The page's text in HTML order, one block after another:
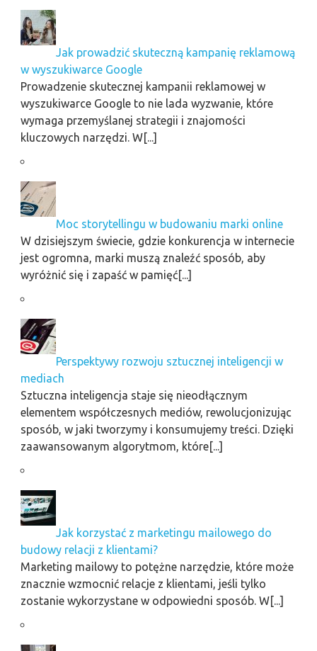
Jak prowadzić skuteczną kampanię reklamową
w wyszukiwarce Google
Prowadzenie skutecznej kampanii reklamowej w
wyszukiwarce Google to nie lada wyzwanie, które
wymaga przemyślanej strategii i znajomości
kluczowych narzędzi. W[...]
Moc storytellingu w budowaniu marki online
W dzisiejszym świecie, gdzie konkurencja w internecie
jest ogromna, marki muszą znaleźć sposób, aby
wyróżnić się i zapaść w pamięć[...]
Perspektywy rozwoju sztucznej inteligencji w
mediach
Sztuczna inteligencja staje się nieodłącznym
elementem współczesnych mediów, rewolucjonizując
sposób, w jaki tworzymy i konsumujemy treści. Dzięki
zaawansowanym algorytmom, które[...]
Jak korzystać z marketingu mailowego do
budowy relacji z klientami?
Marketing mailowy to potężne narzędzie, które może
znacznie wzmocnić relacje z klientami, jeśli tylko
zostanie wykorzystane w odpowiedni sposób. W[...]